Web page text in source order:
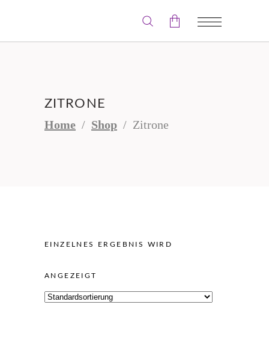
ZITRONE
Home / Shop / Zitrone
EINZELNES ERGEBNIS WIRD
ANGEZEIGT